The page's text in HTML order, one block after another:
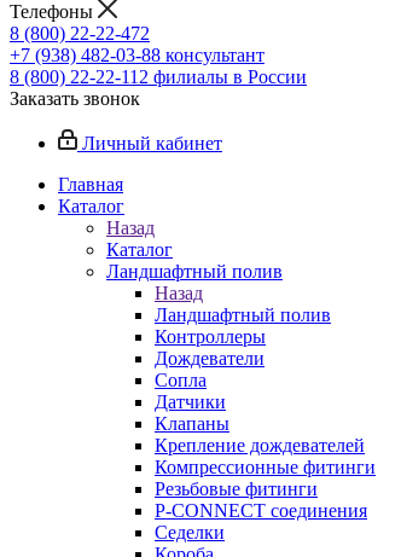
Телефоны
8 (800) 22-22-472
+7 (938) 482-03-88 консультант
8 (800) 22-22-112 филиалы в России
Заказать звонок
Личный кабинет
Главная
Каталог
Назад
Каталог
Ландшафтный полив
Назад
Ландшафтный полив
Контроллеры
Дождеватели
Сопла
Датчики
Клапаны
Крепление дождевателей
Компрессионные фитинги
Резьбовые фитинги
P-CONNECT соединения
Седелки